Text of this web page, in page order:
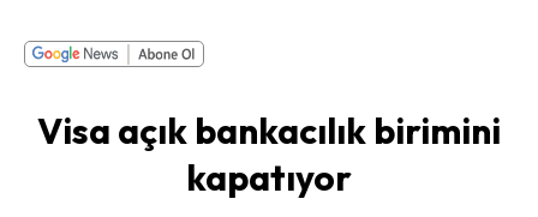
Visa açık bankacılık birimini
kapatıyor